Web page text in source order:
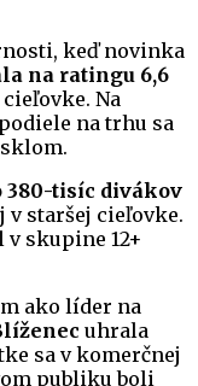
keď novinka
na ratingu 6,6
Na
na trhu sa
380-tisíc divákov
staršej cieľovke.
skupine 12+
ako líder na
uhrala
sa v komerčnej
publiku boli